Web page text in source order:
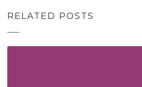
RELATED POSTS